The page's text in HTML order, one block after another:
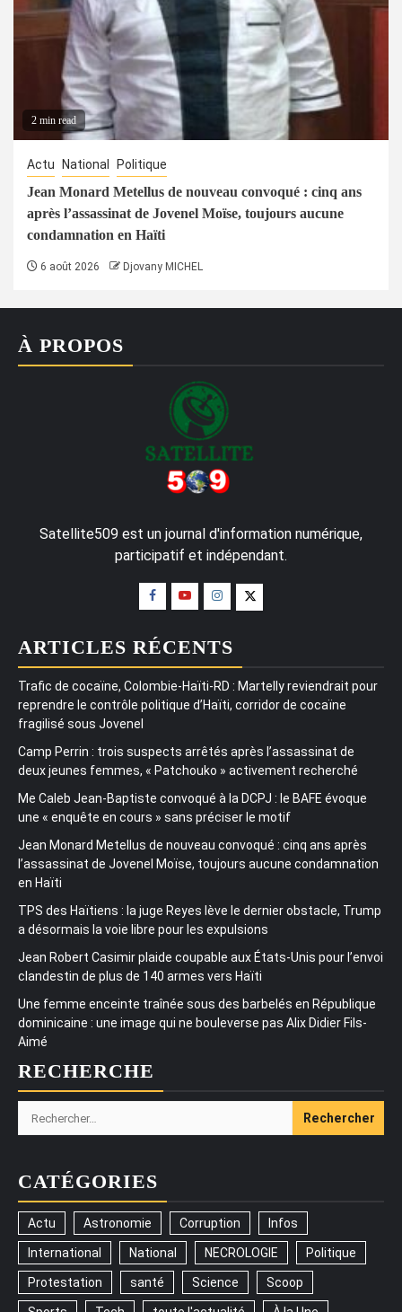
2 min read
Actu National Politique
Jean Monard Metellus de nouveau convoqué : cinq ans
après l’assassinat de Jovenel Moïse, toujours aucune
condamnation en Haïti
6 août 2026 Djovany MICHEL
À PROPOS
Satellite509 est un journal d'information numérique,
participatif et indépendant.
ARTICLES RÉCENTS
Trafic de cocaïne, Colombie-Haïti-RD : Martelly reviendrait pour
reprendre le contrôle politique d’Haïti, corridor de cocaïne
fragilisé sous Jovenel
Camp Perrin : trois suspects arrêtés après l’assassinat de
deux jeunes femmes, « Patchouko » activement recherché
Me Caleb Jean-Baptiste convoqué à la DCPJ : le BAFE évoque
une « enquête en cours » sans préciser le motif
Jean Monard Metellus de nouveau convoqué : cinq ans après
l’assassinat de Jovenel Moïse, toujours aucune condamnation
en Haïti
TPS des Haïtiens : la juge Reyes lève le dernier obstacle, Trump
a désormais la voie libre pour les expulsions
Jean Robert Casimir plaide coupable aux États-Unis pour l’envoi
clandestin de plus de 140 armes vers Haïti
Une femme enceinte traînée sous des barbelés en République
dominicaine : une image qui ne bouleverse pas Alix Didier Fils-
Aimé
RECHERCHE
Rechercher :
CATÉGORIES
Actu Astronomie Corruption Infos
International National NECROLOGIE Politique
Protestation santé Science Scoop